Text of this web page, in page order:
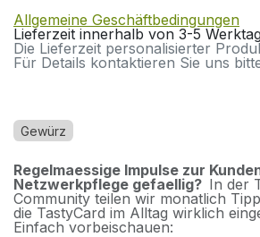
Allgemeine Geschäftbedingungen
Lieferzeit innerhalb von 3-5
Die Lieferzeit personalisierter
Für Details kontaktieren Sie uns
Gewürz
Regelmaessige Impulse zur
Netzwerkpflege gefaellig? In der
Community teilen wir monatlich
die TastyCard im Alltag wirklich
Einfach vorbeischauen: